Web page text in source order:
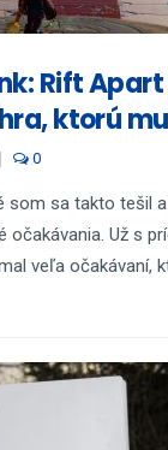
Rift
ktorú
0
som sa takto tešil
očakávania. Už s
veľa očakávaní,